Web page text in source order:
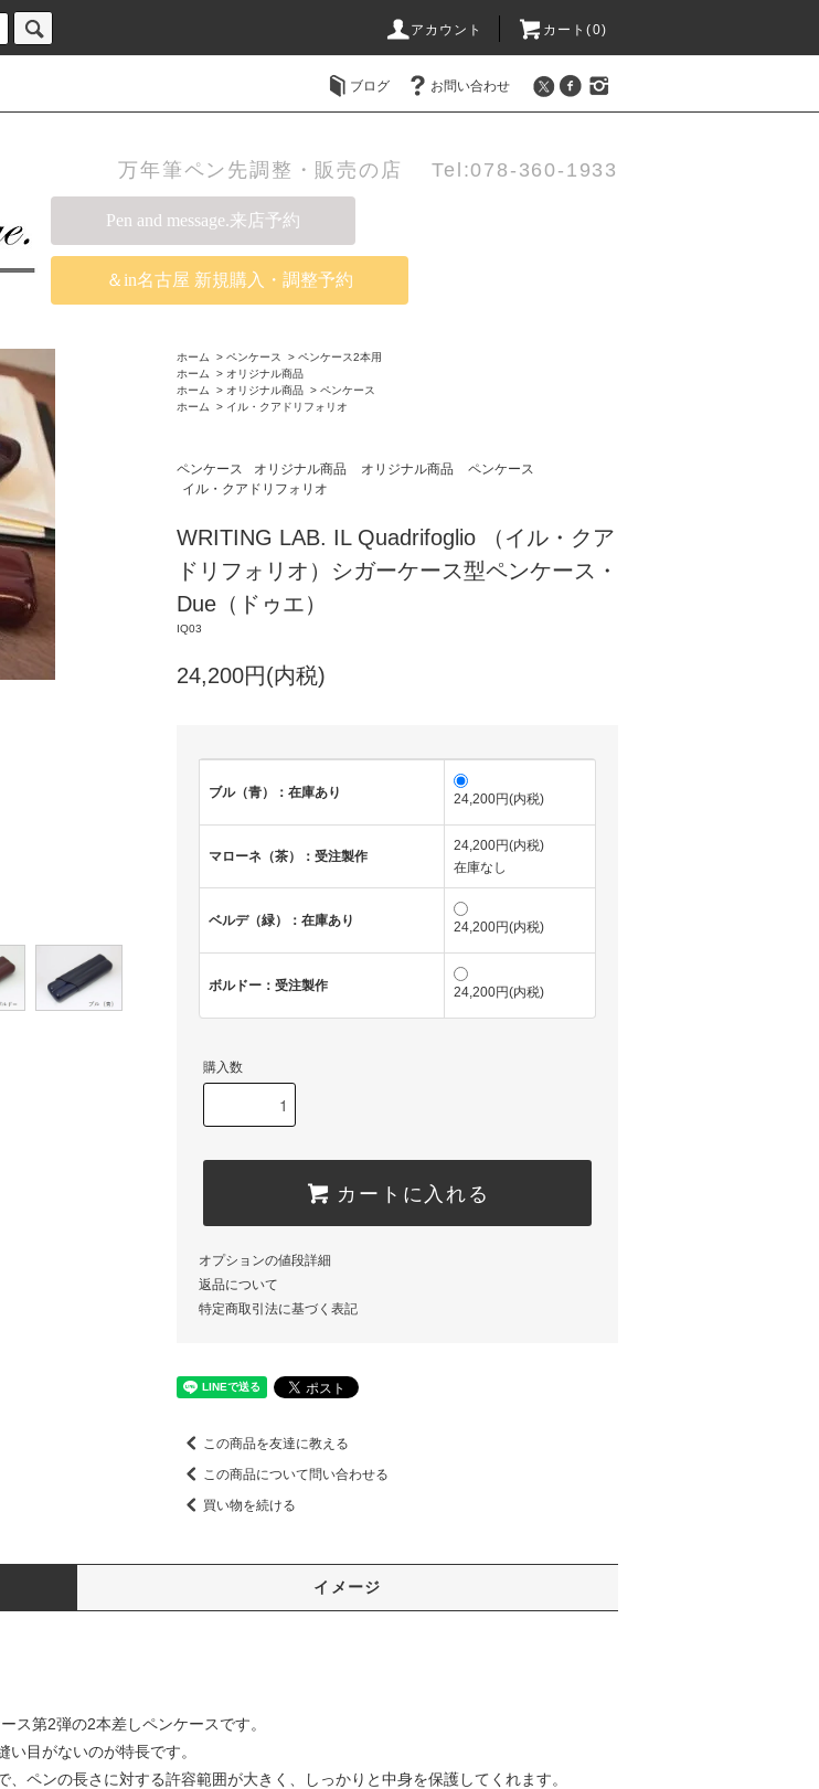
アカウント カート(0)
ブログ お問い合わせ
万年筆ペン先調整・販売の店 Tel:078-360-1933
Pen and message.来店予約
＆in名古屋 新規購入・調整予約
ホーム > ペンケース > ペンケース2本用
ホーム
> オリジナル商品
ホーム
> オリジナル商品 > ペンケース
ホーム
> イル・クアドリフォリオ
ペンケース オリジナル商品 オリジナル商品
ペンケース
イル・クアドリフォリオ
WRITING LAB. IL Quadrifoglio （イル・クア
ドリフォリオ）シガーケース型ペンケース・
Due（ドゥエ）
IQ03
24,200円(内税)
ブル（青）：在庫あり 24,200円(内税)
マローネ（茶）：受注製作
24,200円(内税)
在庫なし
ベルデ（緑）：在庫あり 24,200円(内税)
ボルドー：受注製作 24,200円(内税)
購入数
カートに入れる
オプションの値段詳細
返品について
特定商取引法に基づく表記
この商品を友達に教える
この商品について問い合わせる
買い物を続ける
イメージ
ス第2弾の2本差しペンケースです。
目がないのが特長です。
ペンの長さに対する許容範囲が大きく、しっかりと中身を保護してくれます。